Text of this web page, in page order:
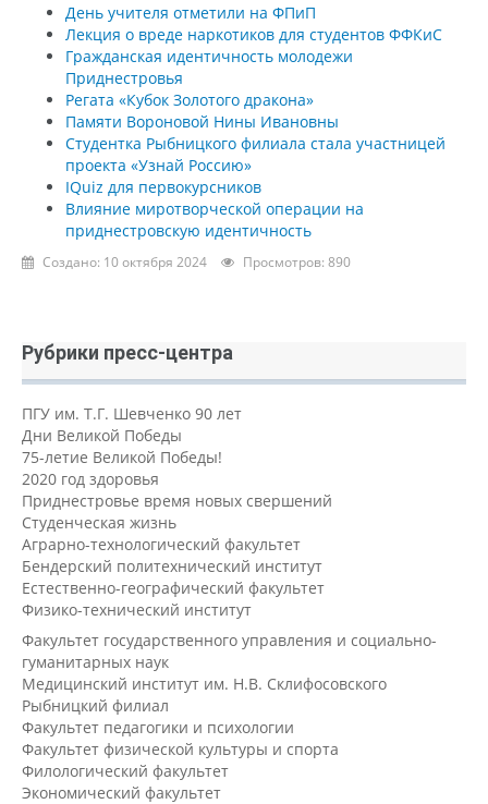
День учителя отметили на ФПиП
Лекция о вреде наркотиков для студентов ФФКиС
Гражданская идентичность молодежи
Приднестровья
Регата «Кубок Золотого дракона»
Памяти Вороновой Нины Ивановны
Студентка Рыбницкого филиала стала участницей
проекта «Узнай Россию»
IQuiz для первокурсников
Влияние миротворческой операции на
приднестровскую идентичность
Создано: 10 октября 2024 Просмотров: 890
Рубрики пресс-центра
ПГУ им. Т.Г. Шевченко 90 лет
Дни Великой Победы
75-летие Великой Победы!
2020 год здоровья
Приднестровье время новых свершений
Студенческая жизнь
Аграрно-технологический факультет
Бендерский политехнический институт
Естественно-географический факультет
Физико-технический институт
Факультет государственного управления и социально-
гуманитарных наук
Медицинский институт им. Н.В. Склифосовского
Рыбницкий филиал
Факультет педагогики и психологии
Факультет физической культуры и спорта
Филологический факультет
Экономический факультет